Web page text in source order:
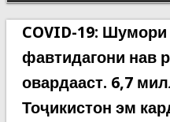
COVID-19:
фавтидагони нав
овардааст. 6,7
Тоҷикистон эм